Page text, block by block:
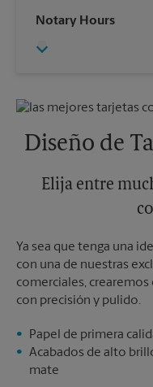
Domingo
Miércoles
Viernes
Lunes
5:30
Notary Hours
Diseño de
Elija entre
Ya sea que tenga una
con una de nuestras
comerciales,
con precisión y pulido.
Papel de primera
Acabados de alto
mate